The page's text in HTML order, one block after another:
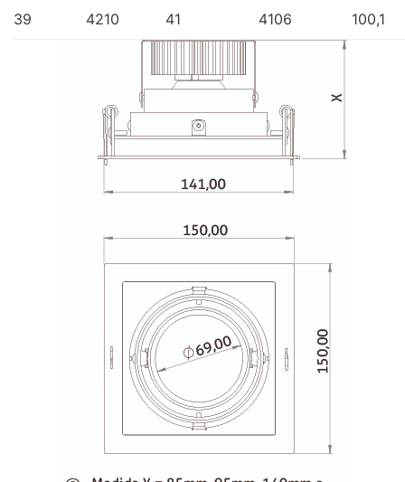
39 4210 41 4106 100,1